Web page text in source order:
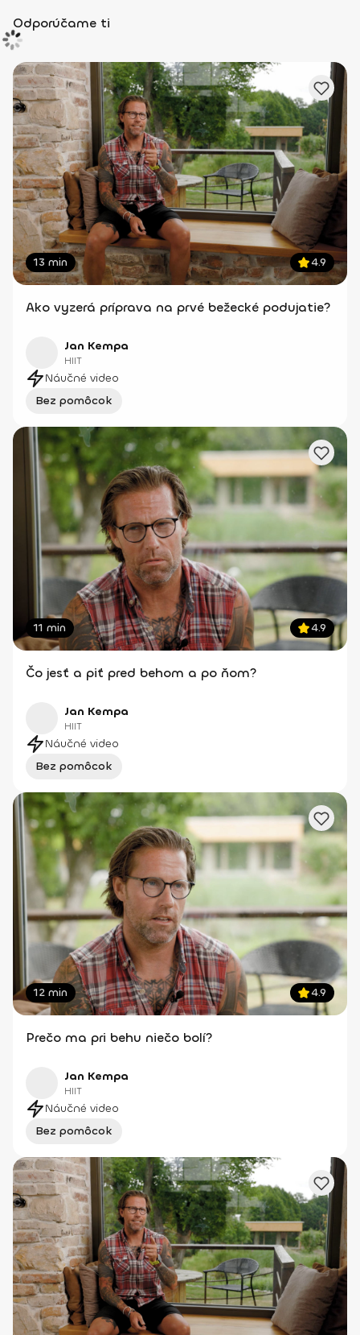
Odporúčame ti
13 min 4.9
Ako vyzerá príprava na prvé bežecké podujatie?
Jan Kempa
HIIT
Náučné video
Bez pomôcok
11 min 4.9
Čo jesť a piť pred behom a po ňom?
Jan Kempa
HIIT
Náučné video
Bez pomôcok
12 min 4.9
Prečo ma pri behu niečo bolí?
Jan Kempa
HIIT
Náučné video
Bez pomôcok